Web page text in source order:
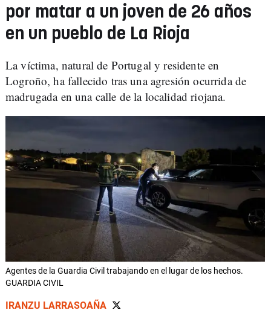
por matar a un joven de 26 años
en un pueblo de La Rioja
La víctima, natural de Portugal y residente en
Logroño, ha fallecido tras una agresión ocurrida de
madrugada en una calle de la localidad riojana.
Agentes de la Guardia Civil trabajando en el lugar de los hechos.
GUARDIA CIVIL
IRANZU LARRASOAÑA